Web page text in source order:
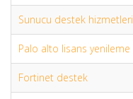
Sunucu destek hizmetleri
Palo alto lisans yenileme
Fortinet destek